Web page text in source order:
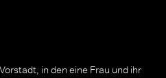
in den eine Frau und ihr